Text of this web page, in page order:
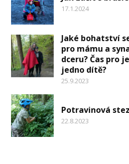
17.1.2024
Jaké bohatství
pro mámu a
dceru? Čas pro
jedno dítě?
25.9.2023
Potravinová
22.8.2023